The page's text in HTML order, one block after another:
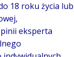
18 roku życia lub
eksperta